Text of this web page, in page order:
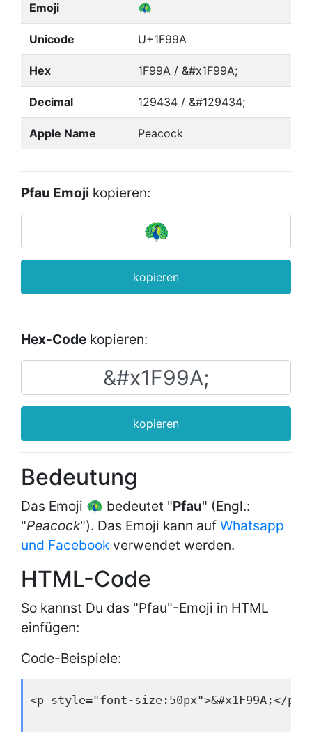
Emoji 🦚
Unicode U+1F99A
Hex 1F99A / &#x1F99A;
Decimal 129434 / &#129434;
Apple Name Peacock
Pfau Emoji kopieren:
kopieren
Hex-Code kopieren:
kopieren
Bedeutung
Das Emoji 🦚 bedeutet "Pfau" (Engl.:
"Peacock"). Das Emoji kann auf Whatsapp
und Facebook verwendet werden.
HTML-Code
So kannst Du das "Pfau"-Emoji in HTML
einfügen:
Code-Beispiele:
<p style="font-size:50px">&#x1F99A;</p>